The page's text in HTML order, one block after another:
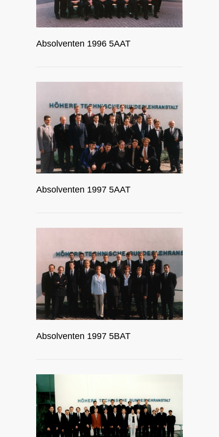
Absolventen 1996 5AAT
Absolventen 1997 5AAT
Absolventen 1997 5BAT